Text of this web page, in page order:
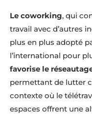
Le coworking, qui
travail avec d’autres
plus en plus adopté
l’international pour
favorise le
permettant de lutter
contexte où le
espaces offrent une